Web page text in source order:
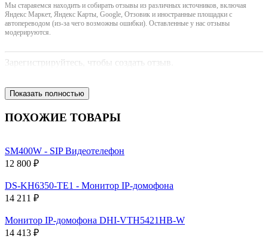
Мы стараяемся находить и собирать отзывы из различных источников, включая
Яндекс Маркет, Яндекс Карты, Google, Отзовик и иностранные площадки с
автопереводом (из-за чего возможны ошибки). Оставленные у нас отзывы
модерируются.
Зарегистрируйтесь, чтобы создать отзыв.
Показать полностью
ПОХОЖИЕ ТОВАРЫ
SM400W - SIP Видеотелефон
12 800 ₽
DS-KH6350-TE1 - Монитор IP-домофона
14 211 ₽
Монитор IP-домофона DHI-VTH5421HB-W
14 413 ₽